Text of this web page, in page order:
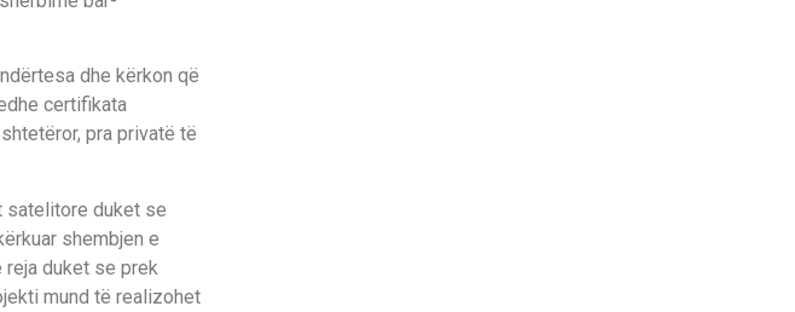
dhe kërkon që
certifikata
pra privatë të
satelitore duket se
shembjen e
reja duket se prek
mund të realizohet